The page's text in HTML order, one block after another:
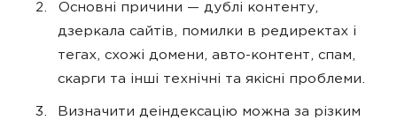
Основні причини — дублі контенту,
дзеркала сайтів, помилки в редиректах і
тегах, схожі домени, авто-контент, спам,
скарги та інші технічні та якісні проблеми.
Визначити деіндексацію можна за різким